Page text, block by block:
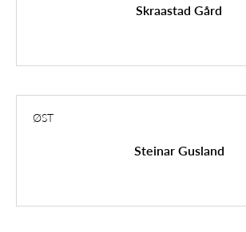
Skraastad Gård
ØST
Steinar Gusland